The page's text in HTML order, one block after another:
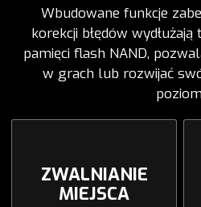
Wbudowane funkcje
korekcji błędów
pamięci flash NAND,
w grach lub rozwijać
ZWALNIANIE
MIEJSCA